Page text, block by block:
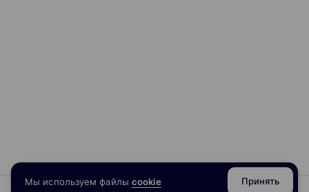
Мы используем файлы cookie Принять